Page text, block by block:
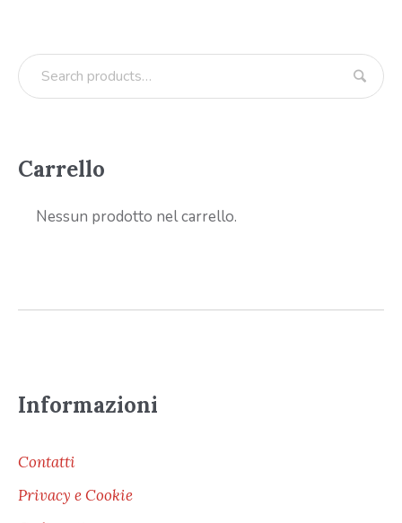
Carrello
Nessun prodotto nel carrello.
Informazioni
Contatti
Privacy e Cookie